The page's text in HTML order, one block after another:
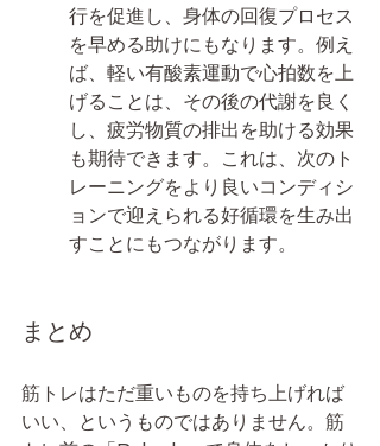
行を促進し、身体の回復プロセス
を早める助けにもなります。例え
ば、軽い有酸素運動で心拍数を上
げることは、その後の代謝を良く
し、疲労物質の排出を助ける効果
も期待できます。これは、次のト
レーニングをより良いコンディシ
ョンで迎えられる好循環を生み出
すことにもつながります。
まとめ
筋トレはただ重いものを持ち上げれば
いい、というものではありません。筋